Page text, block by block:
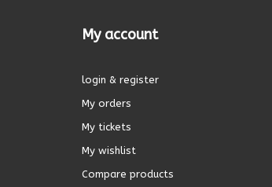
My account
login & register
My orders
My tickets
My wishlist
Compare products